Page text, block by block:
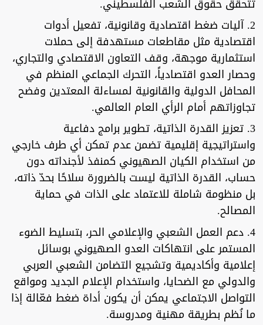
2. آليات ضغط اقتصادية وقانونية، تفعيل أدوات
اقتصادية مثل مقاطعات مستهدفة إلى حملات
استثمارية موجهة، وقف التعاون الاقتصادي والتجاري،
وحصار العدو اقتصادياً، التحرك الجماعي المنظم في
المحافل الدولية والقانونية لمساءلة المعتدين وفضح
تجاوزاتهم أمام الرأي العام العالمي.
3. تعزيز القدرة الذاتية، تطوير برامج دفاعية
واستراتيجية إقليمية تضمن عدم تمكن أي طرف خارجي
من استخدام الكيان الصهيوني كمنفذ لأجنداته دون
حساب، القدرة الذاتية ليست بالضرورة سلاحًا بحدّ ذاته،
بل منظومة شاملة للاعتماد على الذات في حماية
المصالح.
4. دعم العمل الشعبي والإعلامي الحر، بتسليط الضوء
المستمر على انتهاكات العدو الصهيوني بوسائل
إعلامية وأكاديمية وتشجيع التضامن الشعبي العربي
والدولي مع الضحايا، واستخدام الإعلام الجديد ومواقع
التواصل الاجتماعي يمكن أن يكون أداة ضغط فعّالة إذا
ما نُظم بطريقة مهنية ومدروسة.